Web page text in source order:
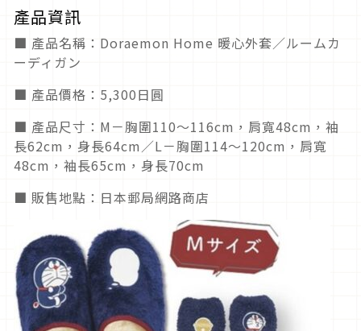
產品資訊
■ 產品名稱：Doraemon Home 暖心外套／ルームカ
ーディガン
■ 產品價格：5,300日圓
■ 產品尺寸：M－胸圍110～116cm，肩寬48cm，袖
長62cm，身長64cm／L－胸圍114～120cm，肩寬
48cm，袖長65cm，身長70cm
■ 販售地點：日本郵局網路商店